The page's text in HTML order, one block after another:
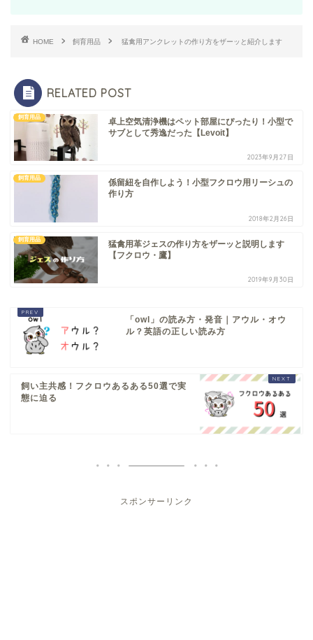
HOME 飼育用品 猛禽用アンクレットの作り方をザーッと紹介します
RELATED POST
飼育用品
卓上空気清浄機はペット部屋にぴったり！小型で
サブとして秀逸だった【Levoit】
2023年9月27日
飼育用品
係留紐を自作しよう！小型フクロウ用リーシュの
作り方
2018年2月26日
飼育用品
猛禽用革ジェスの作り方をザーッと説明します
【フクロウ・鷹】
2019年9月30日
「owl」の読み方・発音｜アウル・オウ
ル？英語の正しい読み方
飼い主共感！フクロウあるある50選で実
態に迫る
スポンサーリンク